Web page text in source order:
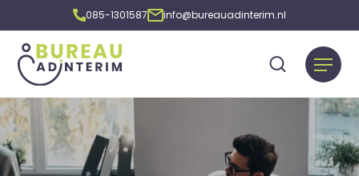
085-1301587 info@bureauadinterim.nl